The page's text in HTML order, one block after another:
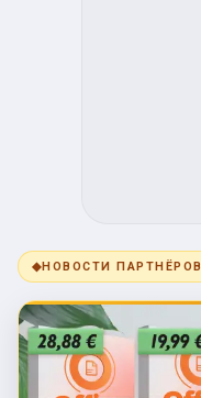
◆НОВОСТИ ПАРТНЁРОВ